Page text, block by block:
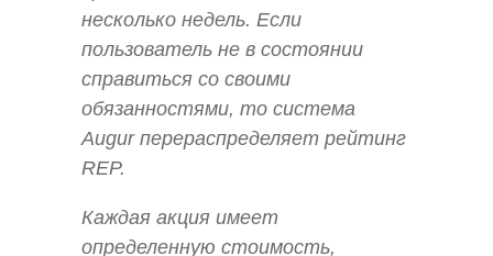
несколько недель. Если
пользователь не в состоянии
справиться со своими
обязанностями, то система
Augur перераспределяет рейтинг
REP.
Каждая акция имеет
определенную стоимость,